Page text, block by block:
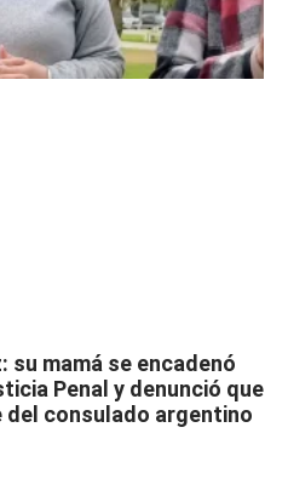
su mamá se encadenó
Penal y denunció que
del consulado argentino